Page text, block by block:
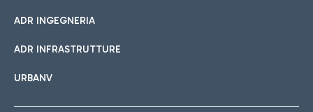
ADR INGEGNERIA
ADR INFRASTRUTTURE
URBANV